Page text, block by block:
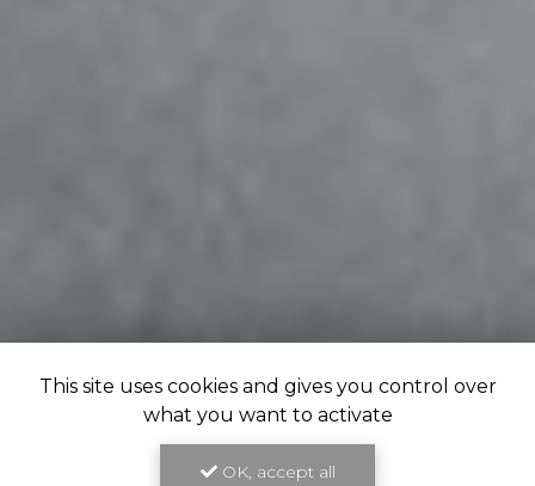
This site uses cookies and gives you control over
what you want to activate
OK, accept all